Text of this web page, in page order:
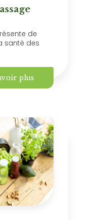
de
santé des
plus